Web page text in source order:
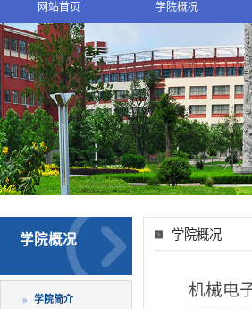
网站首页 学院概况
学院概况
学院简介
学院概况
机械电